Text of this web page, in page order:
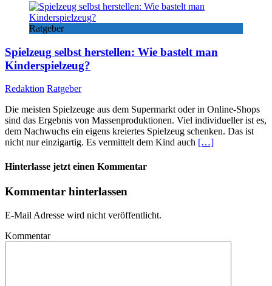
Ratgeber
Spielzeug selbst herstellen: Wie bastelt man
Kinderspielzeug?
Redaktion Ratgeber
Die meisten Spielzeuge aus dem Supermarkt oder in Online-Shops
sind das Ergebnis von Massenproduktionen. Viel individueller ist es,
dem Nachwuchs ein eigens kreiertes Spielzeug schenken. Das ist
nicht nur einzigartig. Es vermittelt dem Kind auch […]
Hinterlasse jetzt einen Kommentar
Kommentar hinterlassen
E-Mail Adresse wird nicht veröffentlicht.
Kommentar